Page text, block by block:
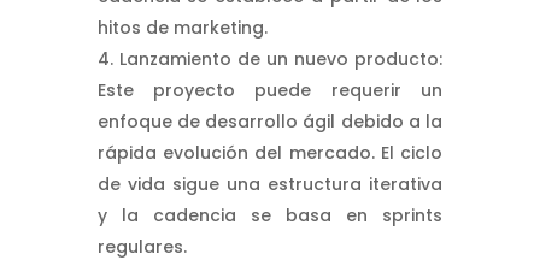
hitos de marketing.
Lanzamiento de un nuevo producto:
Este proyecto puede requerir un
enfoque de desarrollo ágil debido a la
rápida evolución del mercado. El ciclo
de vida sigue una estructura iterativa
y la cadencia se basa en sprints
regulares.